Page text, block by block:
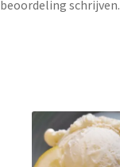
beoordeling schrijven.